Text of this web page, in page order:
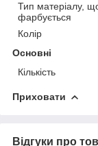
Тип матеріалу,
фарбується
Колір
Основні
Кількість
Приховати
Відгуки про